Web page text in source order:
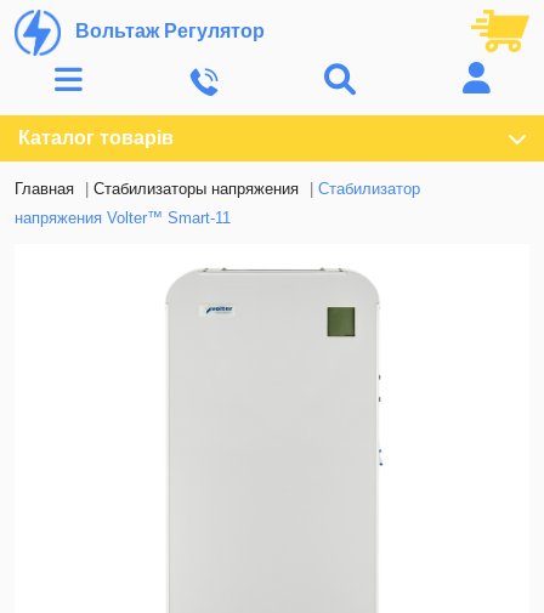
Вольтаж Регулятор
Каталог товарів
Главная Стабилизаторы напряжения
Стабилизатор
напряжения Volter™ Smart-11